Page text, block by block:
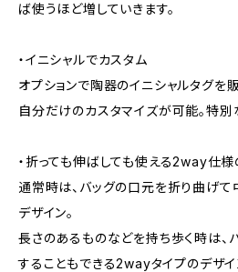
ば使うほど増していきます。
・イニシャルでカスタム
オプションで陶器のイニシャルタグを販
自分だけのカスタマイズが可能。特別
・折っても伸ばしても使える2way仕
通常時は、バッグの口元を折り曲げて
デザイン。
長さのあるものなどを持ち歩く時は、
することもできる2wayタイプのデザイ